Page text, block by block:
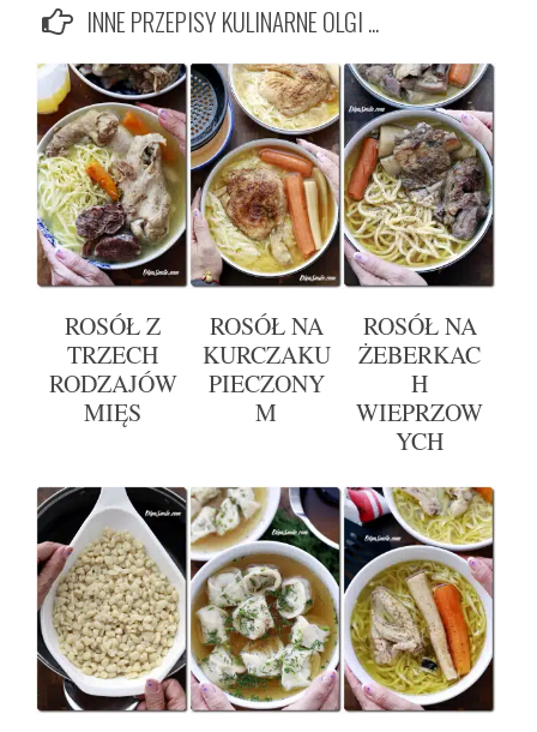
INNE PRZEPISY KULINARNE OLGI ...
ROSÓŁ Z
TRZECH
RODZAJÓW
MIĘS
ROSÓŁ NA
KURCZAKU
PIECZONY
M
ROSÓŁ NA
ŻEBERKAC
H
WIEPRZOW
YCH